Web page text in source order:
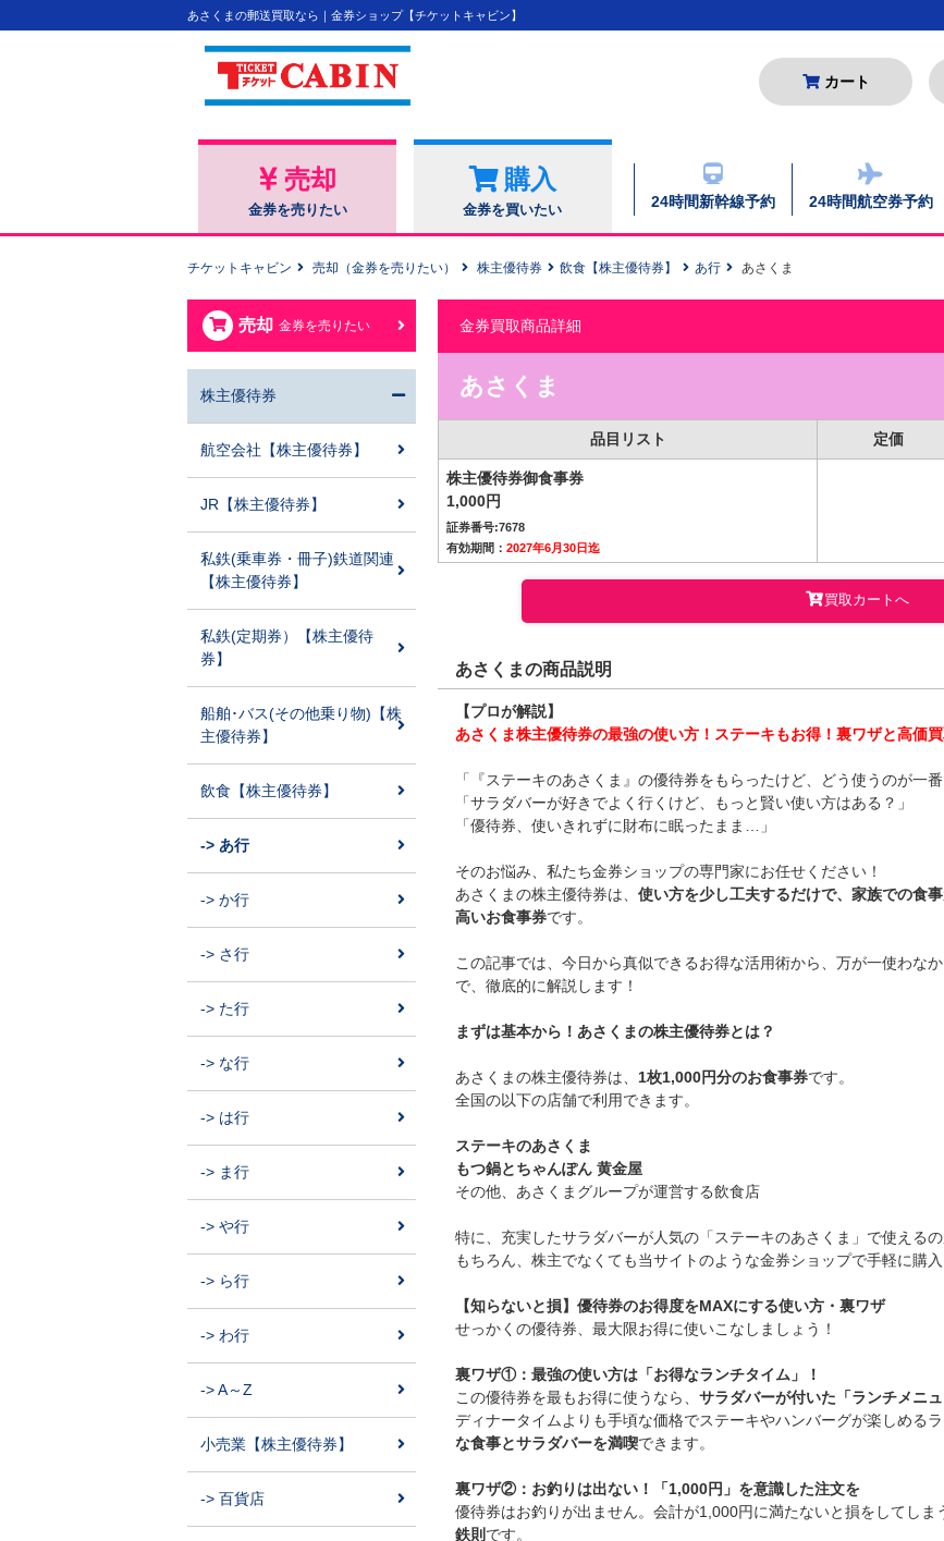
あさくまの郵送買取なら｜金券ショップ【チケットキャビン】
カート
売却
金券を売りたい
購入
金券を買いたい 24時間新幹線予約 24時間航空券予約
チケットキャビン 売却（金券を売りたい） 株主優待券 飲食【株主優待券】 あ行 あさくま
金券買取商品詳細
あさくま
品目リスト 定価
株主優待券御食事券
1,000円
証券番号:7678
有効期間： 2027年6月30日迄
買取カートへ
あさくまの商品説明
【プロが解説】
あさくま株主優待券の最強の使い方！ステーキもお得！裏ワザと高価
「『ステーキのあさくま』の優待券をもらったけど、どう使うのが一番
「サラダバーが好きでよく行くけど、もっと賢い使い方はある？」
「優待券、使いきれずに財布に眠ったまま…」
そのお悩み、私たち金券ショップの専門家にお任せください！
あさくまの株主優待券は、 使い方を少し工夫するだけで、家族での食
高いお食事券です。
この記事では、今日から真似できるお得な活用術から、万が一使わな
で、徹底的に解説します！
まずは基本から！あさくまの株主優待券とは？
あさくまの株主優待券は、 1枚1,000円分のお食事券です。
全国の以下の店舗で利用できます。
ステーキのあさくま
もつ鍋とちゃんぽん 黄金屋
その他、あさくまグループが運営する飲食店
特に、充実したサラダバーが人気の「ステーキのあさくま」で使えるの
もちろん、株主でなくても当サイトのような金券ショップで手軽に購
【知らないと損】優待券のお得度をMAXにする使い方・裏ワザ
せっかくの優待券、最大限お得に使いこなしましょう！
裏ワザ①：最強の使い方は「お得なランチタイム」！
この優待券を最もお得に使うなら、 サラダバーが付いた「ランチメニ
ディナータイムよりも手頃な価格でステーキやハンバーグが楽しめるラ
な食事とサラダバーを満喫できます。
裏ワザ②：お釣りは出ない！「1,000円」を意識した注文を
優待券はお釣りが出ません。会計が1,000円に満たないと損をしてしま
鉄則です。
売却 金券を売りたい
株主優待券
航空会社【株主優待券】
JR【株主優待券】
私鉄(乗車券・冊子)鉄道関連
【株主優待券】
私鉄(定期券）【株主優待
券】
船舶･バス(その他乗り物)【株
主優待券】
飲食【株主優待券】
-> あ行
-> か行
-> さ行
-> た行
-> な行
-> は行
-> ま行
-> や行
-> ら行
-> わ行
-> A～Z
小売業【株主優待券】
-> 百貨店